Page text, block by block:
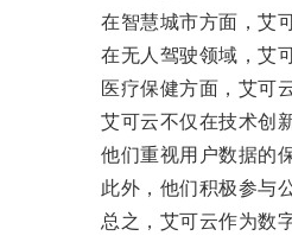
在智慧城市方面，艾可
在无人驾驶领域，艾可
医疗保健方面，艾可云
艾可云不仅在技术创新
他们重视用户数据的保
此外，他们积极参与公
总之，艾可云作为数字